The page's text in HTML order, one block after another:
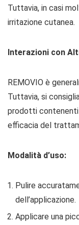
Tuttavia, in casi
irritazione cutanea.
Interazioni con
REMOVIO è
Tuttavia, si
prodotti contenenti
efficacia del
Modalità d’uso:
Pulire
dell’applicazione.
Applicare una